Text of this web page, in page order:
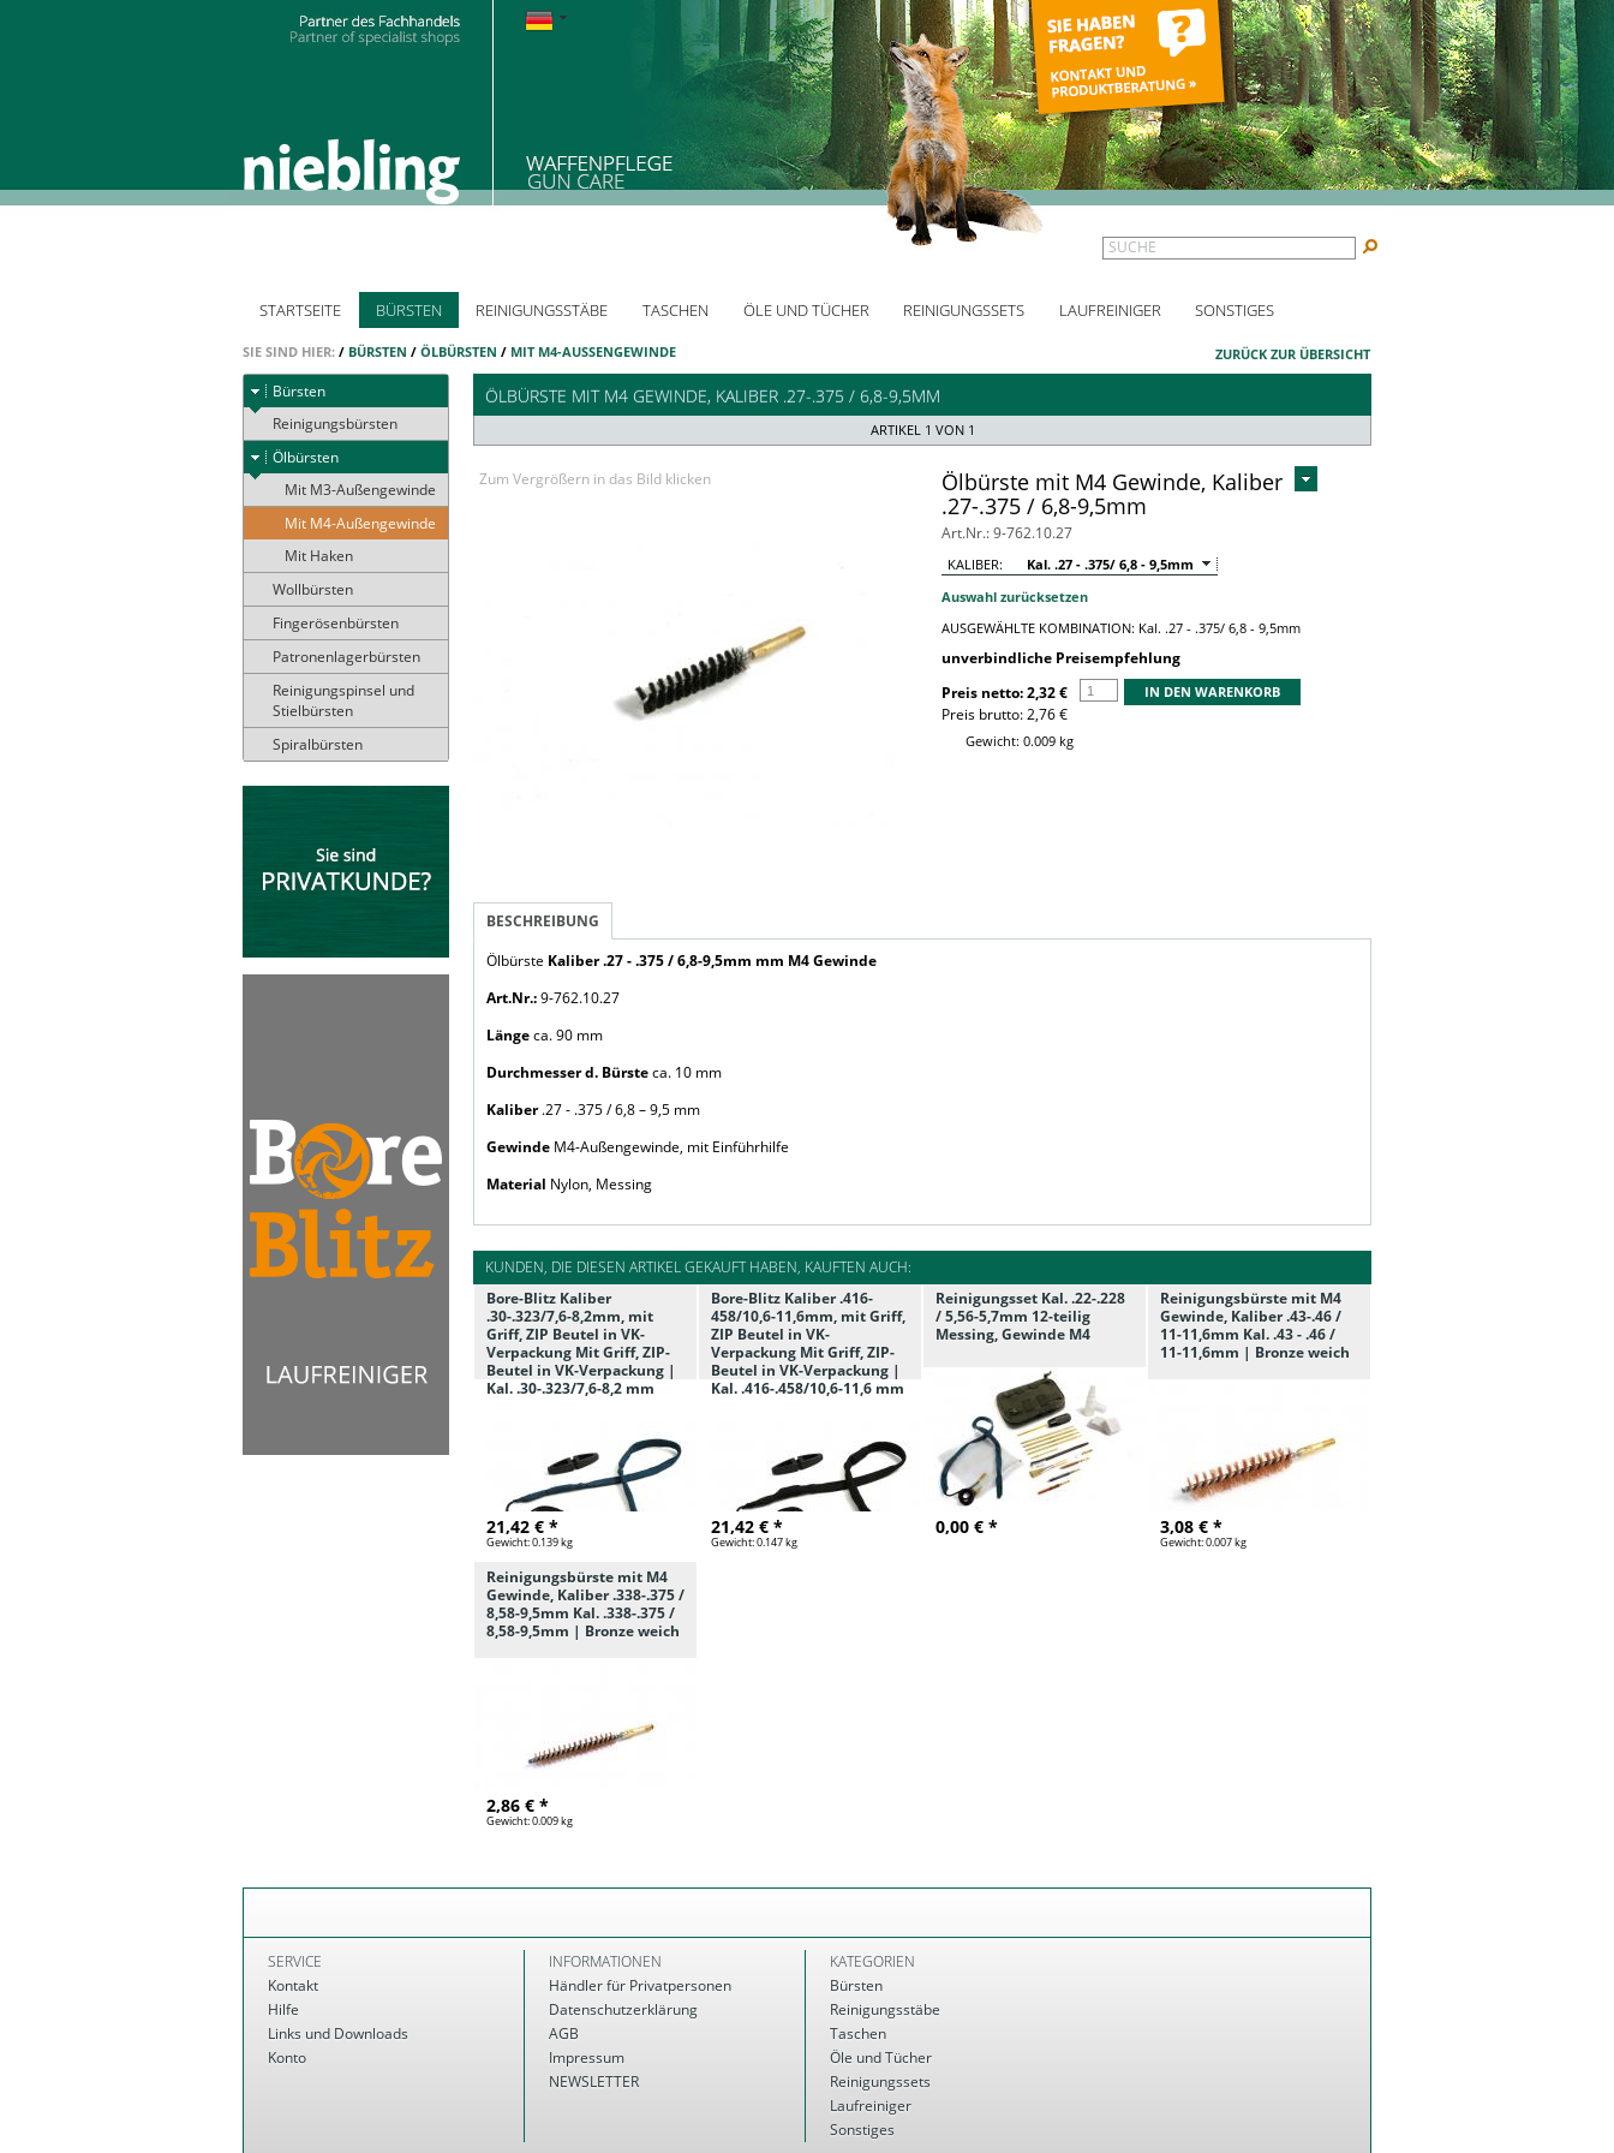
STARTSEITE BÜRSTEN REINIGUNGSSTÄBE TASCHEN ÖLE UND TÜCHER REINIGUNGSSETS LAUFREINIGER SONSTIGES
SUCHE
SIE SIND HIER: / BÜRSTEN / ÖLBÜRSTEN / MIT M4-AUSSENGEWINDE
Bürsten
Reinigungsbürsten
Ölbürsten
Mit M3-Außengewinde
Mit M4-Außengewinde
Mit Haken
Wollbürsten
Fingerösenbürsten
Patronenlagerbürsten
Reinigungspinsel und
Stielbürsten
Spiralbürsten
ZURÜCK ZUR ÜBERSICHT
ÖLBÜRSTE MIT M4 GEWINDE, KALIBER .27-.375 / 6,8-9,5MM
ARTIKEL 1 VON 1
Zum Vergrößern in das Bild klicken
Ölbürste mit M4 Gewinde, Kaliber
.27-.375 / 6,8-9,5mm
Art.Nr.: 9-762.10.27
KALIBER:
Kal. .27 - .375/ 6,8 - 9,5mm
Auswahl zurücksetzen
AUSGEWÄHLTE KOMBINATION: Kal. .27 - .375/ 6,8 - 9,5mm
unverbindliche Preisempfehlung
Preis netto: 2,32 €
Preis brutto: 2,76 €
IN DEN WARENKORB
Gewicht: 0.009 kg
BESCHREIBUNG
Ölbürste Kaliber .27 - .375 / 6,8-9,5mm mm M4 Gewinde
Art.Nr.:9-762.10.27
Längeca. 90 mm
Durchmesser d. Bürsteca. 10 mm
Kaliber.27 - .375 / 6,8 – 9,5 mm
Gewinde M4-Außengewinde, mit Einführhilfe
Material Nylon, Messing
KUNDEN, DIE DIESEN ARTIKEL GEKAUFT HABEN, KAUFTEN AUCH:
Bore-Blitz Kaliber
.30-.323/7,6-8,2mm, mit
Griff, ZIP Beutel in VK-
Verpackung Mit Griff, ZIP-
Beutel in VK-Verpackung |
Kal. .30-.323/7,6-8,2 mm
21,42 € *
Gewicht:0.139 kg
Bore-Blitz Kaliber .416-
458/10,6-11,6mm, mit Griff,
ZIP Beutel in VK-
Verpackung Mit Griff, ZIP-
Beutel in VK-Verpackung |
Kal. .416-.458/10,6-11,6 mm
21,42 € *
Gewicht:0.147 kg
Reinigungsset Kal. .22-.228
/ 5,56-5,7mm 12-teilig
Messing, Gewinde M4
0,00 € *
Reinigungsbürste mit M4
Gewinde, Kaliber .43-.46 /
11-11,6mm Kal. .43 - .46 /
11-11,6mm | Bronze weich
3,08 € *
Gewicht:0.007 kg
Reinigungsbürste mit M4
Gewinde, Kaliber .338-.375 /
8,58-9,5mm Kal. .338-.375 /
8,58-9,5mm | Bronze weich
2,86 € *
Gewicht:0.009 kg
SERVICE
Kontakt
Hilfe
Links und Downloads
Konto
INFORMATIONEN
Händler für Privatpersonen
Datenschutzerklärung
AGB
Impressum
NEWSLETTER
KATEGORIEN
Bürsten
Reinigungsstäbe
Taschen
Öle und Tücher
Reinigungssets
Laufreiniger
Sonstiges